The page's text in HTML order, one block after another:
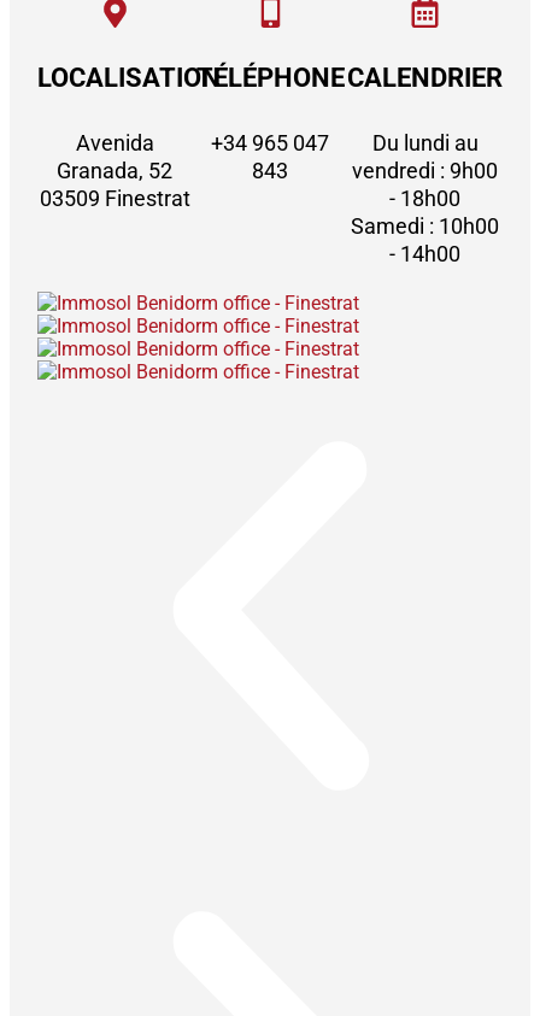
LOCALISATION
Avenida
Granada, 52
03509 Finestrat
TÉLÉPHONE
+34 965 047
843
CALENDRIER
Du lundi au
vendredi : 9h00
- 18h00
Samedi : 10h00
- 14h00